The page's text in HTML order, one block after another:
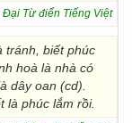
Đại Từ điển Tiếng Việt
tránh, biết phúc
hoà là nhà có
dây oan (cd).
là phúc lắm rồi.